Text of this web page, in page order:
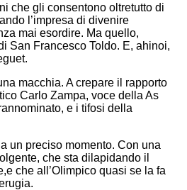
che gli consentono oltretutto di
l’impresa di divenire
mai esordire. Ma quello,
San Francesco Toldo. E, ahinoi,
macchia. A crepare il rapporto
Carlo Zampa, voce della As
e i tifosi della
un preciso momento. Con una
che sta dilapidando il
che all’Olimpico quasi se la fa